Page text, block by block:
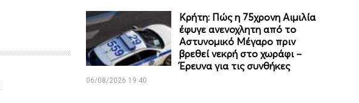
Κρήτη: Πώς η 75χρονη Αιμιλία
έφυγε ανενοχλητη από το
Αστυνομικό Μέγαρο πριν
βρεθεί νεκρή στο χωράφι –
Έρευνα για τις συνθήκες
06/08/2026 19:40